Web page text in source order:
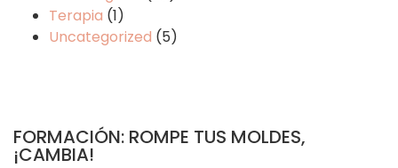
Terapia (1)
Uncategorized (5)
FORMACIÓN: ROMPE TUS MOLDES,
¡CAMBIA!